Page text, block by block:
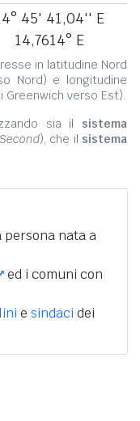
45' 41,04'' E
14,7614° E
in latitudine Nord
Nord) e longitudine
verso Est).
sia il sistema
), che il sistema
persona nata a
ed i comuni con
e sindaci dei